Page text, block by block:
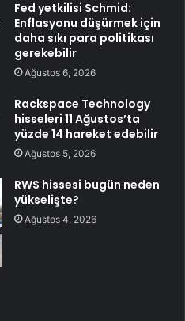
Fed yetkilisi Schmid:
Enflasyonu düşürmek için
daha sıkı para politikası
gerekebilir
Ağustos 6, 2026
Rackspace Technology
hisseleri 11 Ağustos’ta
yüzde 14 hareket edebilir
Ağustos 5, 2026
RWS hissesi bugün neden
yükselişte?
Ağustos 4, 2026